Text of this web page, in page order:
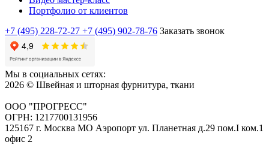
Портфолио от клиентов
+7 (495) 228-72-27 +7 (495) 902-78-76 Заказать звонок
Мы в социальных сетях:
2026 © Швейная и шторная фурнитура, ткани
ООО "ПРОГРЕСС"
ОГРН: 1217700131956
125167 г. Москва МО Аэропорт ул. Планетная д.29 пом.I ком.1
офис 2